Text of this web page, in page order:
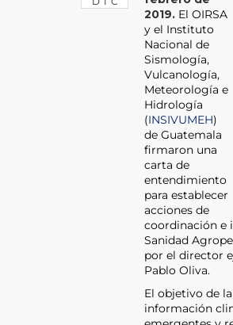
2019. El OIRSA
y el Instituto
Nacional de
Sismología,
Vulcanología,
Meteorología e
Hidrología
(INSIVUMEH)
de Guatemala
firmaron una
carta de
entendimiento
para establecer
acciones de
coordinación e
Sanidad
por el director
Pablo Oliva.
El objetivo de
información